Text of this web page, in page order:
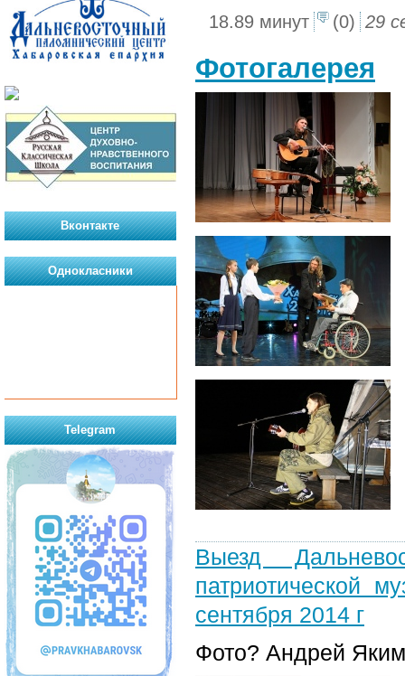
18.89 минут (0) 29
Фотогалерея
Выезд
патриотической
сентября 2014 г
Фото? Андрей
Вконтакте
Однокласники
Telegram